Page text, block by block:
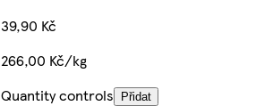
39,90 Kč
266,00 Kč/kg
Quantity controls
Přidat